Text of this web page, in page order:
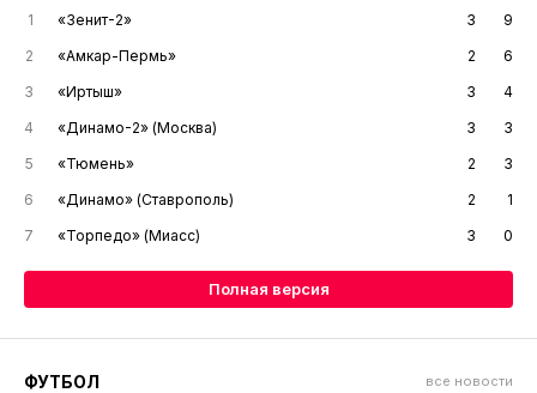
1 «Зенит-2» 3
9
2
«Амкар-Пермь» 2
6
3
«Иртыш» 3
4
4
«Динамо-2» (Москва) 3
3
5
«Тюмень» 2
3
6
«Динамо» (Ставрополь) 2
1
7
«Торпедо» (Миасс) 3 0
Полная версия
ФУТБОЛ все новости